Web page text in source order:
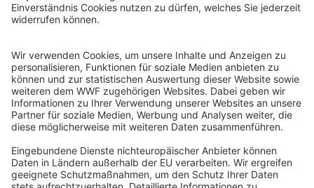
Reinhardtstr. 18
10117 Berlin
Ihre Spende kann steuerlich geltend gemacht werden
Registriert als Stiftung WWF Deutschland, Senatsverwaltung für
Justiz Berlin, Az: 3416/976/2
Umsatzsteuer-Identifikationsnummer: DE 114236103
Freistellungsbescheid: Als gemeinnützige Körperschaft befreit
von der Körperschaftssteuer gem. §5 I 9 KStg. unter der
Steuernummer 27/641/09321